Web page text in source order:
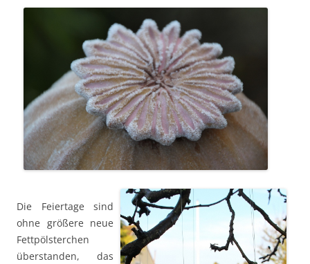
Die Feiertage sind
ohne größere neue
Fettpölsterchen
überstanden, das